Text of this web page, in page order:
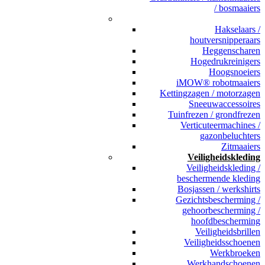
/ bosmaaiers
Hakselaars /
houtversnipperaars
Heggenscharen
Hogedrukreinigers
Hoogsnoeiers
iMOW® robotmaaiers
Kettingzagen / motorzagen
Sneeuwaccessoires
Tuinfrezen / grondfrezen
Verticuteermachines /
gazonbeluchters
Zitmaaiers
Veiligheidskleding
Veiligheidskleding /
beschermende kleding
Bosjassen / werkshirts
Gezichtsbescherming /
gehoorbescherming /
hoofdbescherming
Veiligheidsbrillen
Veiligheidsschoenen
Werkbroeken